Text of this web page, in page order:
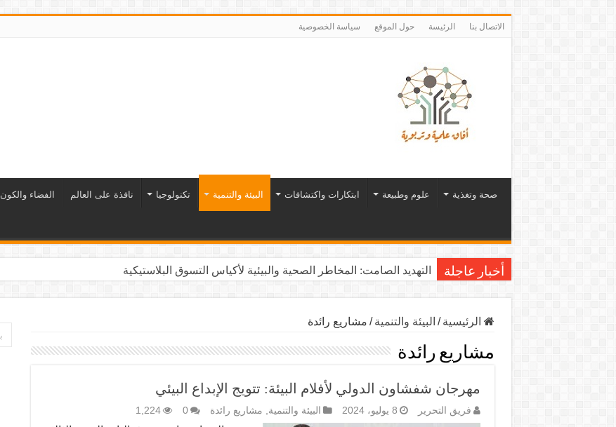
الاتصال بنا الرئيسة حول الموقع سياسة الخصوصية
صحة وتغذية علوم وطبيعة ابتكارات واكتشافات البيئة والتنمية تكنولوجيا نافذة على العالم الفضاء والكون
أخبار عاجلة التهديد الصامت: المخاطر الصحية والبيئية لأكياس التسوق البلاستيكية
الرئيسية / البيئة والتنمية / مشاريع رائدة
مشاريع رائدة
مهرجان شفشاون الدولي لأفلام البيئة: تتويج الإبداع البيئي
فريق التحرير 8 يوليو، 2024 البيئة والتنمية, مشاريع رائدة 0
1,224